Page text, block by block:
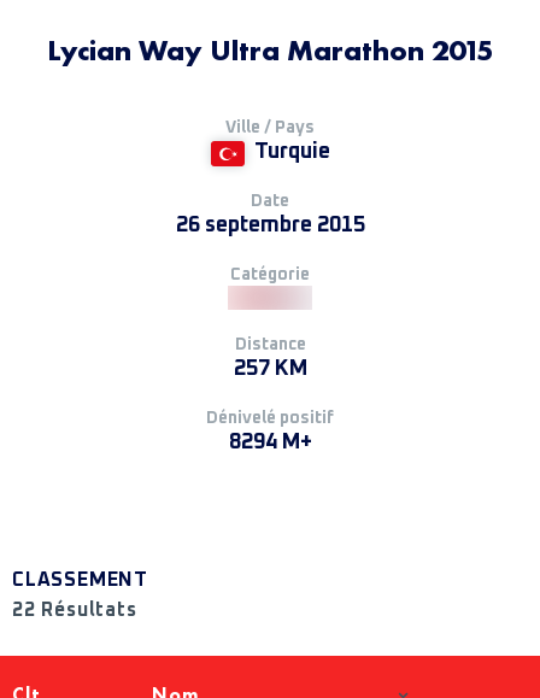
Lycian Way Ultra Marathon 2015
Ville / Pays
Turquie
Date
26 septembre 2015
Catégorie
Distance
257 KM
Dénivelé positif
8294 M+
CLASSEMENT
22 Résultats